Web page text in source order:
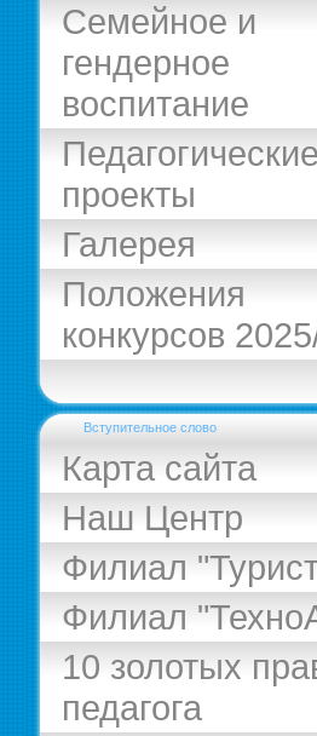
Семейное и
гендерное
воспитание
проекты
Галерея
Положения
конкурсов
Вступительное слово
Карта сайта
Наш Центр
Филиал
Филиал
10 золотых
педагога